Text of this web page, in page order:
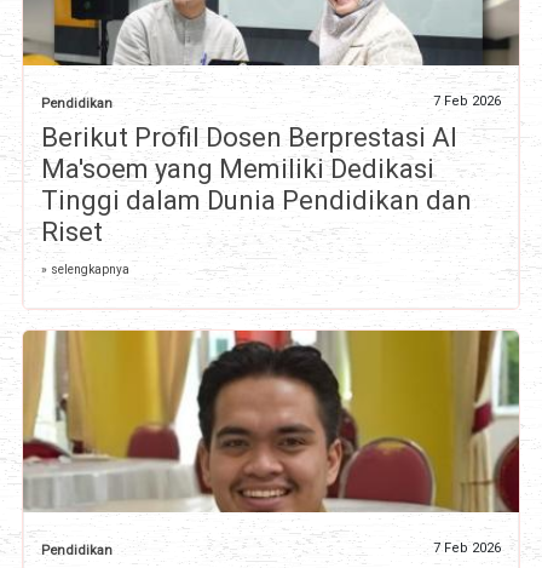
Pendidikan 7 Feb 2026
Berikut Profil Dosen Berprestasi Al
Ma'soem yang Memiliki Dedikasi
Tinggi dalam Dunia Pendidikan dan
Riset
» selengkapnya
Pendidikan 7 Feb 2026